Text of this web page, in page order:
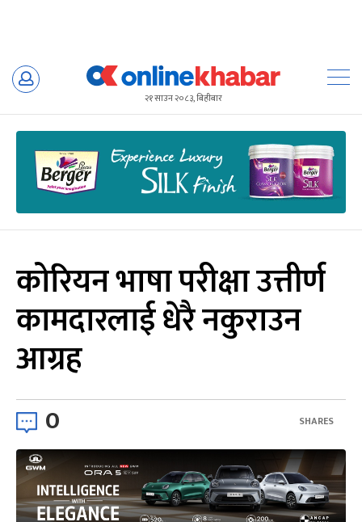
Skip
२१ साउन २०८३, बिहीबार
कोरियन भाषा परीक्षा उत्तीर्ण
कामदारलाई धेरै नकुराउन
आग्रह
0 SHARES